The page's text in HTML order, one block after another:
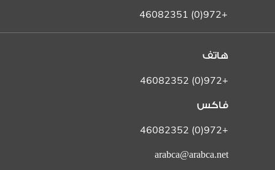
+972(0) 46082351
هاتف
+972(0) 46082352
فاكس
+972(0) 46082352
arabca@arabca.net